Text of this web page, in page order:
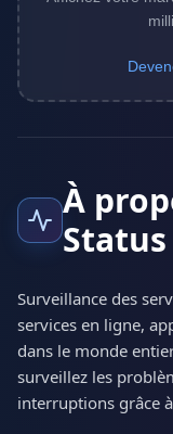
À
Status
Surveillance des
services en ligne,
dans le monde
surveillez les
interruptions grâce